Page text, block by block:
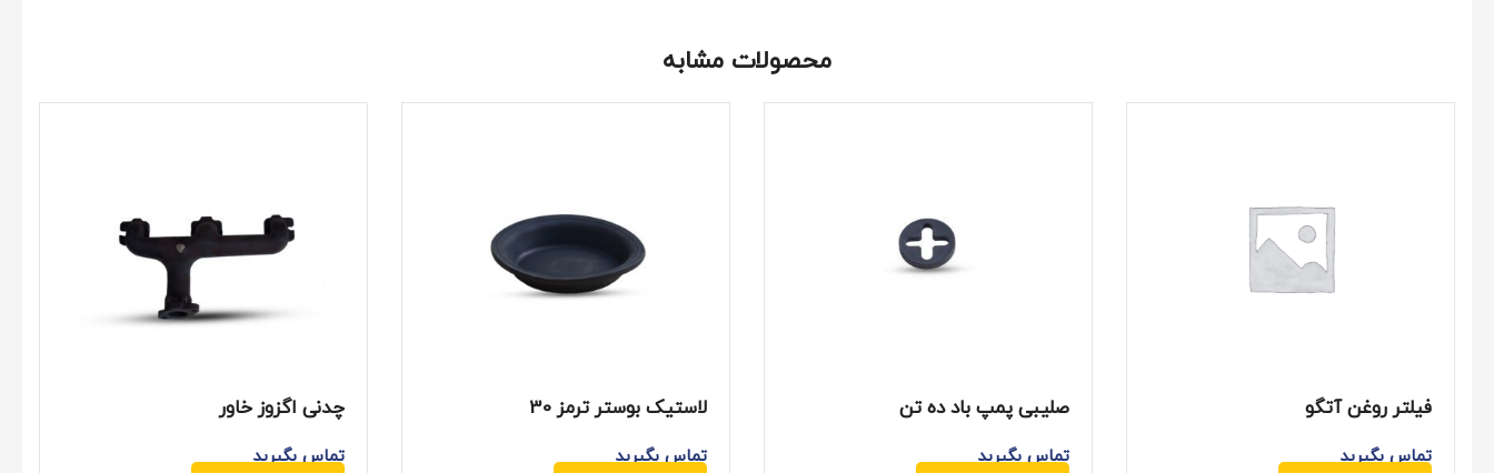
محصولات مشابه
فیلتر روغن آتگو
تماس بگیرید
صلیبی پمپ باد ده تن
تماس بگیرید
لاستیک بوستر ترمز 30
تماس بگیرید
چدنی اگزوز خاور
تماس بگیرید